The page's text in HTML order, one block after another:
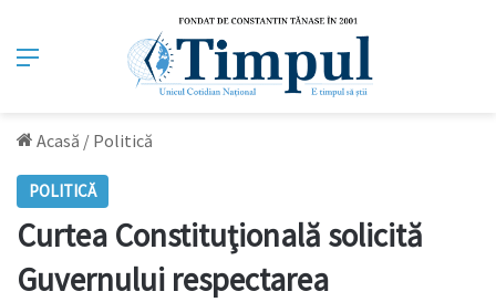
Meniu
Acasă / Politică
POLITICĂ
Curtea Constituţională solicită
Guvernului respectarea